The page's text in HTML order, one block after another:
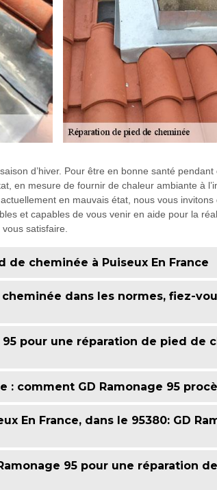
d’hiver. Pour être en bonne santé
en mesure de fournir de chaleur ambiante à
en mauvais état, nous vous
et capables de vous venir en aide pour la
satisfaire.
cheminée à Puiseux En France
dans les normes, fiez-
95 pour une réparation de pied de
: comment GD Ramonage 95
En France, dans le 95380: GD
95 pour une réparation